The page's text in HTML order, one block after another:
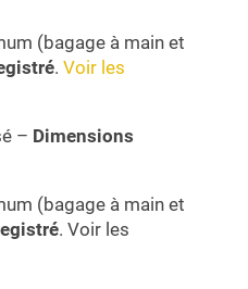
(bagage à main et
. Voir les
– Dimensions
(bagage à main et
. Voir les